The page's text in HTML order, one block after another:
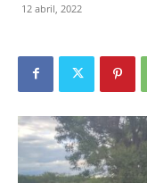
12 abril, 2022